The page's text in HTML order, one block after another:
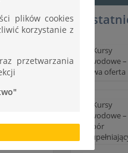
plików cookies
korzystanie z
przetwarzania